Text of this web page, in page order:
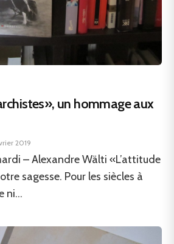
un hommage aux
2019
– Alexandre Wälti «L’attitude
sagesse. Pour les siècles à
ni...